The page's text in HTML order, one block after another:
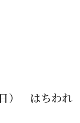
） はちわれ